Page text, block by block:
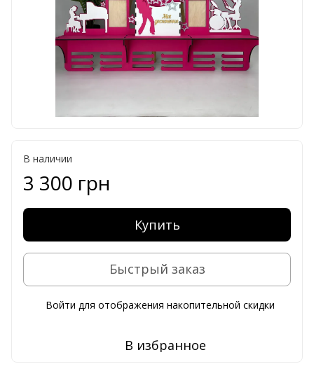
В наличии
3 300 грн
Купить
Быстрый заказ
Войти для отображения накопительной скидки
В избранное